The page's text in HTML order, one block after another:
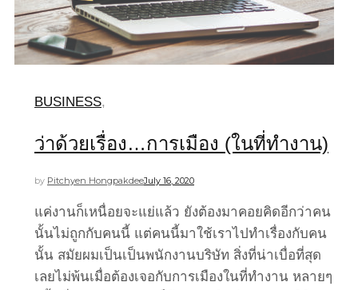
BUSINESS,
ว่าด้วยเรื่อง…การเมือง (ในที่ทำงาน)
by Pitchyen HongpakdeeJuly 16, 2020
แค่งานก็เหนื่อยจะแย่แล้ว ยังต้องมาคอยคิดอีกว่าคน
นั้นไม่ถูกกับคนนี้ แต่คนนี้มาใช้เราไปทำเรื่องกับคน
นั้น สมัยผมเป็นเป็นพนักงานบริษัท สิ่งที่น่าเบื่อที่สุด
เลยไม่พ้นเมื่อต้องเจอกับการเมืองในที่ทำงาน หลายๆ